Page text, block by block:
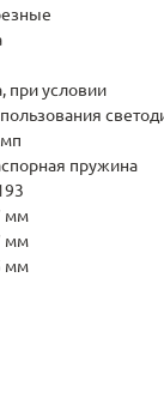
при условии
пружина
мм
мм
мм